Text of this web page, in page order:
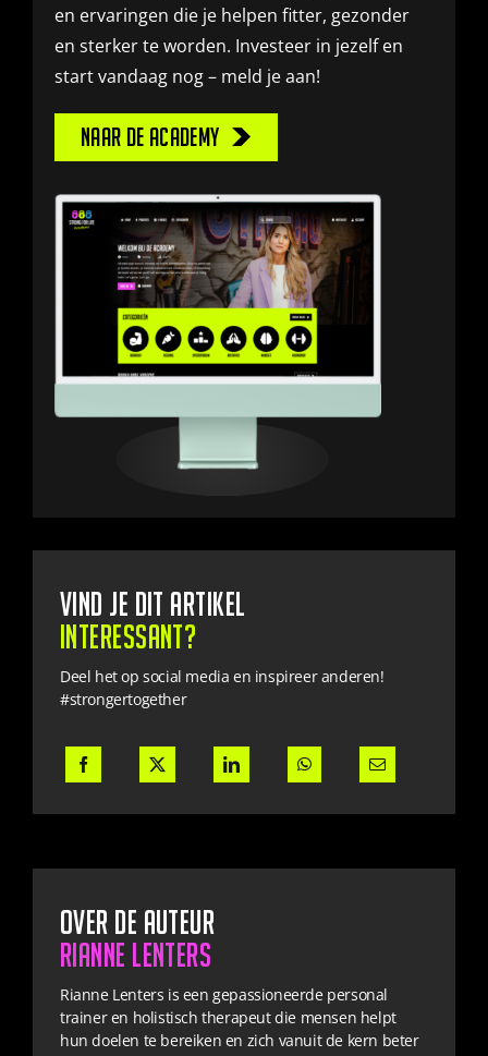
en ervaringen die je helpen fitter, gezonder
en sterker te worden. Investeer in jezelf en
start vandaag nog – meld je aan!
Naar de academy
Vind je dit artikel
interessant?
Deel het op social media en inspireer anderen!
#strongertogether
Over de auteur
Rianne Lenters
Rianne Lenters is een gepassioneerde personal
trainer en holistisch therapeut die mensen helpt
hun doelen te bereiken en zich vanuit de kern beter